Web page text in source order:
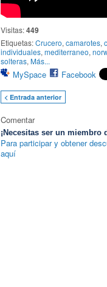
Visitas: 449
Etiquetas:Crucero, camarotes,
individuales, mediterraneo,
solteras, Más...
MySpace Facebook
< Entrada anterior
Comentar
¡Necesitas ser un miembro
Para participar y obtener
aquí